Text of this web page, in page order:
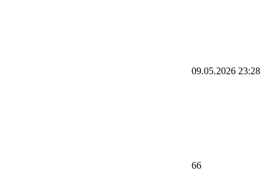
09.05.2026 23:28
66